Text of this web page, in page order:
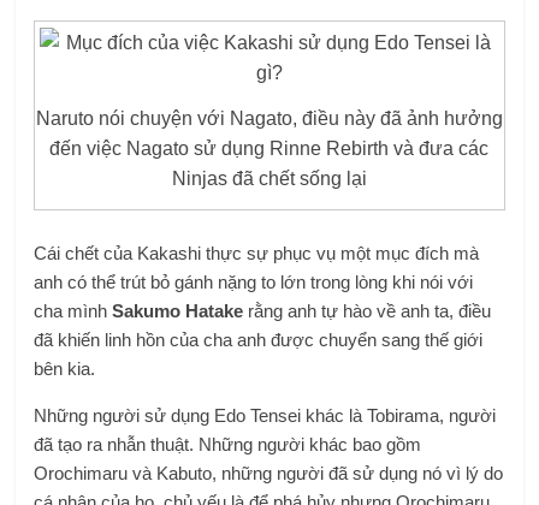
Naruto nói chuyện với Nagato, điều này đã ảnh hưởng
đến việc Nagato sử dụng Rinne Rebirth và đưa các
Ninjas đã chết sống lại
Cái chết của Kakashi thực sự phục vụ một mục đích mà
anh có thể trút bỏ gánh nặng to lớn trong lòng khi nói với
cha mìnhSakumo Hatake rằng anh tự hào về anh ta, điều
đã khiến linh hồn của cha anh được chuyển sang thế giới
bên kia.
Những người sử dụng Edo Tensei khác là Tobirama, người
đã tạo ra nhẫn thuật. Những người khác bao gồm
Orochimaru và Kabuto, những người đã sử dụng nó vì lý do